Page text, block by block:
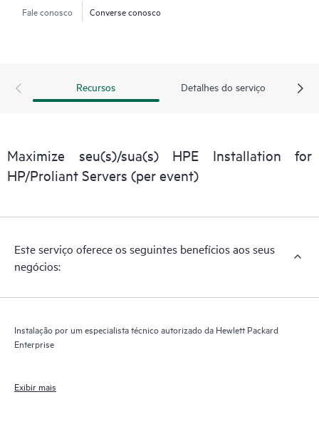
Fale conosco Converse conosco
Recursos Detalhes do serviço
Maximize seu(s)/sua(s) HPE Installation for
HP/Proliant Servers (per event)
Este serviço oferece os seguintes benefícios aos seus
negócios:
Instalação por um especialista técnico autorizado da Hewlett Packard
Enterprise
Exibir mais